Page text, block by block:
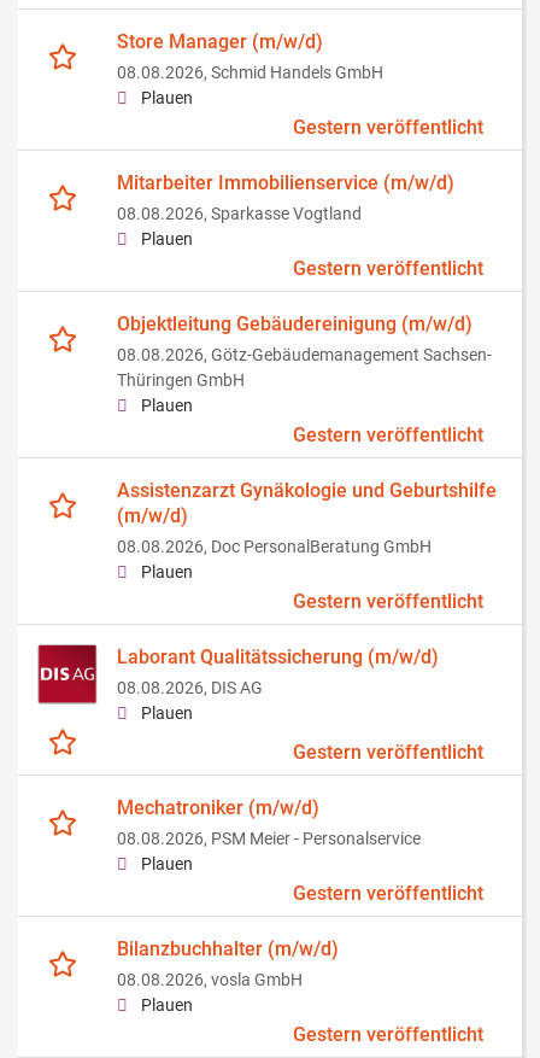
Store Manager (m/w/d)
08.08.2026, Schmid Handels GmbH
Plauen
Gestern veröffentlicht
Mitarbeiter Immobilienservice (m/w/d)
08.08.2026, Sparkasse Vogtland
Plauen
Gestern veröffentlicht
Objektleitung Gebäudereinigung (m/w/d)
08.08.2026, Götz-Gebäudemanagement Sachsen-
Thüringen GmbH
Plauen
Gestern veröffentlicht
Assistenzarzt Gynäkologie und Geburtshilfe
(m/w/d)
08.08.2026, Doc PersonalBeratung GmbH
Plauen
Gestern veröffentlicht
Laborant Qualitätssicherung (m/w/d)
08.08.2026, DIS AG
Plauen
Gestern veröffentlicht
Mechatroniker (m/w/d)
08.08.2026, PSM Meier - Personalservice
Plauen
Gestern veröffentlicht
Bilanzbuchhalter (m/w/d)
08.08.2026, vosla GmbH
Plauen
Gestern veröffentlicht